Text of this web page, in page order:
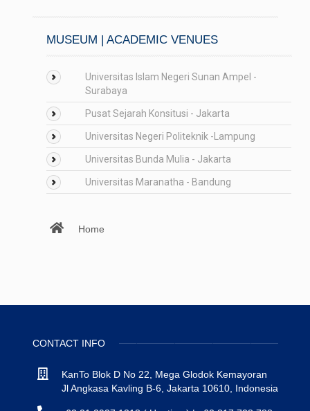
MUSEUM | ACADEMIC VENUES
Universitas Islam Negeri Sunan Ampel -
Surabaya
Pusat Sejarah Konsitusi - Jakarta
Universitas Negeri Politeknik -Lampung
Universitas Bunda Mulia - Jakarta
Universitas Maranatha - Bandung
Home
CONTACT INFO
KanTo Blok D No 22, Mega Glodok Kemayoran
Jl Angkasa Kavling B-6, Jakarta 10610, Indonesia